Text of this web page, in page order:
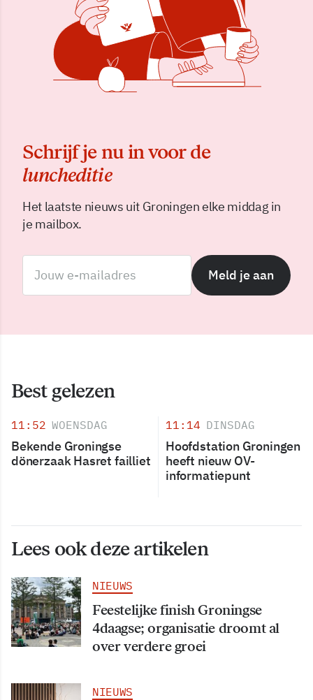
Schrijf je nu in voor de
luncheditie
Het laatste nieuws uit Groningen elke middag in
je mailbox.
Meld je aan
Best gelezen
11:52 WOENSDAG
Bekende Groningse
dönerzaak Hasret failliet
11:14 DINSDAG
Hoofdstation Groningen
heeft nieuw OV-
informatiepunt
Lees ook deze artikelen
NIEUWS
Feestelijke finish Groningse
4daagse; organisatie droomt al
over verdere groei
NIEUWS